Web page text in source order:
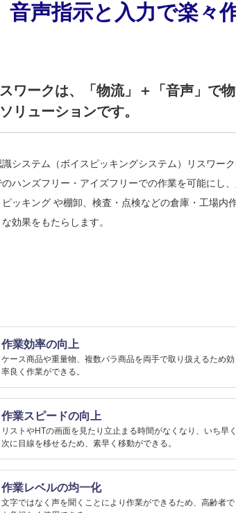
音声指示と入力で楽々
ワークは、「物流」＋「音声」で
リューションです。
システム（ボイスピッキングシステム）リスワー
ハンズフリー・アイズフリーでの作業を可能にし
ッキング や棚卸、検査・点検などの倉庫・工場内
効果をもたらします。
作業効率の向上
ケース商品や重量物、複数バラ商品を両手で取り扱えるため効
率良く作業ができる。
作業スピードの向上
リストやHTの画面を見たり立止まる時間がなくなり、いち早く
次に目線を移せるため、素早く移動ができる。
作業レベルの均一化
文字ではなく声を聞くことにより作業ができるため、高齢者で